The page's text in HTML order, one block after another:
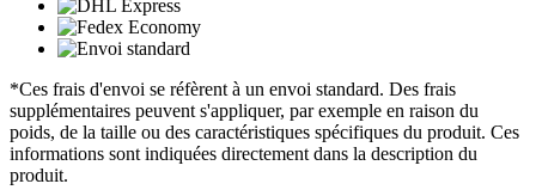
*Ces frais d'envoi se réfèrent à un envoi standard. Des frais
supplémentaires peuvent s'appliquer, par exemple en raison du
poids, de la taille ou des caractéristiques spécifiques du produit. Ces
informations sont indiquées directement dans la description du
produit.